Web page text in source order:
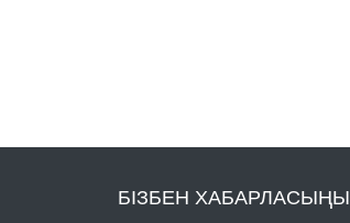
БІЗБЕН ХАБАРЛАСЫҢЫ